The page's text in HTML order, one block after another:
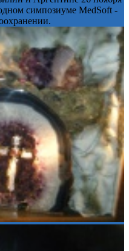
симпозиуме MedSoft -